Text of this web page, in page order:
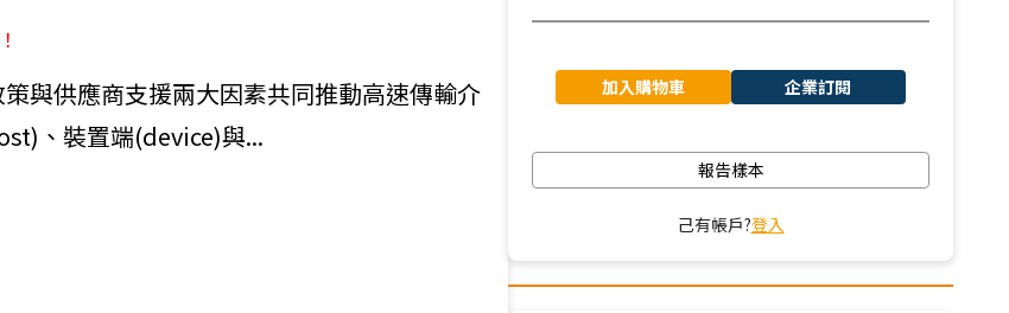
！
與供應商支援兩大因素共同推動高速傳輸介
、裝置端(device)與...
加入購物車 企業訂閱
報告樣本
己有帳戶?登入